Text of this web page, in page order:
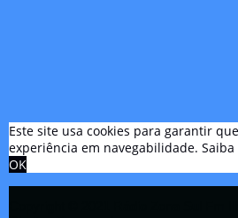
Este site usa cookies para garantir
experiência em navegabilidade. Saiba
OK